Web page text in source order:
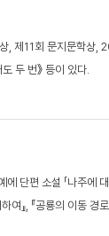
, 제11회 문지문학상,
두 번》 등이 있다.
단편 소설 「나주에
여』, 『공룡의 이동 경